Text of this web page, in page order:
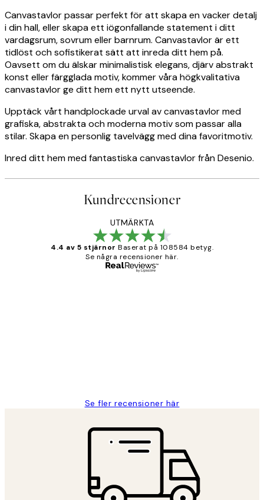
Canvastavlor passar perfekt för att skapa en vacker detalj
i din hall, eller skapa ett iögonfallande statement i ditt
vardagsrum, sovrum eller barnrum. Canvastavlor är ett
tidlöst och sofistikerat sätt att inreda ditt hem på.
Oavsett om du älskar minimalistisk elegans, djärv abstrakt
konst eller färgglada motiv, kommer våra högkvalitativa
canvastavlor ge ditt hem ett nytt utseende.
Upptäck vårt handplockade urval av canvastavlor med
grafiska, abstrakta och moderna motiv som passar alla
stilar. Skapa en personlig tavelvägg med dina favoritmotiv.
Inred ditt hem med fantastiska canvastavlor från Desenio.
Kundrecensioner
UTMÄRKTA
4.4 av 5 stjärnor Baserat på 108584 betyg.
Se några recensioner här.
Se fler recensioner här